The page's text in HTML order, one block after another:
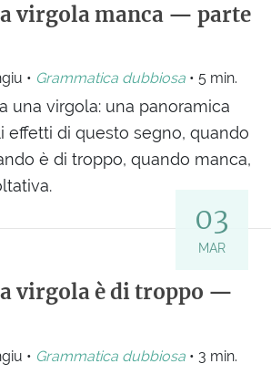
virgola manca — parte
• Grammatica dubbiosa • 5 min.
una virgola: una panoramica
effetti di questo segno, quando
è di troppo, quando manca,
03
MAR
virgola è di troppo —
• Grammatica dubbiosa • 3 min.